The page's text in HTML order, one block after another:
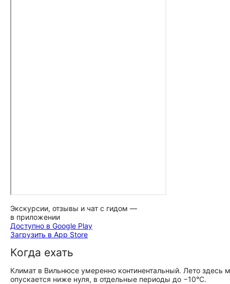
Экскурсии, отзывы и чат с гидом —
в приложении
Доступно в Google Play
Загрузить в App Store
Когда ехать
Климат в Вильнюсе умеренно континентальный. Лето здесь
опускается ниже нуля, в отдельные периоды до −10°C.